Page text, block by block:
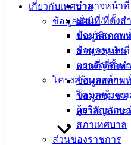
อำนาจหน้าที่
แผนที่/ที่ตั้งสำ
ข้อมูลสภาพ
ข้อมูลชุมชน
ตราสัญลักษ
โครงสร้างองค์กร
โครงสร้างเ
ผู้บริหารแล
สภาเทศบาล
ส่วนของราชการ
เกี่ยวกับเทศบาล
ข้อมูลทั่วไป
ประวัติเทศบ
อำนาจหน้าที่
แผนที่/ที่ตั้งสำ
ข้อมูลสภาพ
ข้อมูลชุมชน
ตราสัญลักษ
พรรษา จำนวน 4 ราย
กรกฎาคม 7, 2025 กรกฎาค
ประกาศผู้ชนะ
ผู้ชนะการเสนอราคา-ซื้อวัสดุตกแต่งเที
เมืองอ่าง